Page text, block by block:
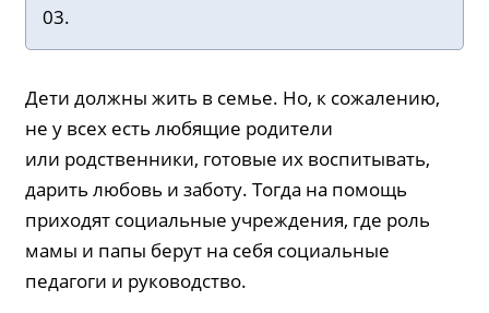
03.
Дети должны жить в семье. Но, к сожалению,
не у всех есть любящие родители
или родственники, готовые их воспитывать,
дарить любовь и заботу. Тогда на помощь
приходят социальные учреждения, где роль
мамы и папы берут на себя социальные
педагоги и руководство.